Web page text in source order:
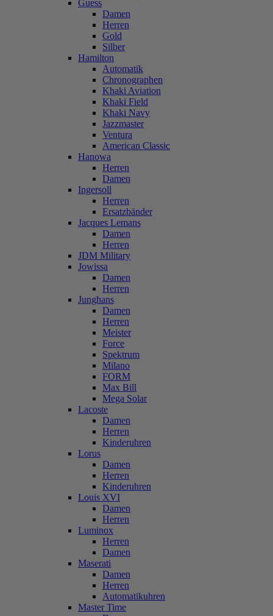
Guess
Damen
Herren
Gold
Silber
Hamilton
Automatik
Chronographen
Khaki Aviation
Khaki Field
Khaki Navy
Jazzmaster
Ventura
American Classic
Hanowa
Herren
Damen
Ingersoll
Herren
Ersatzbänder
Jacques Lemans
Damen
Herren
JDM Military
Jowissa
Damen
Herren
Junghans
Damen
Herren
Meister
Force
Spektrum
Milano
FORM
Max Bill
Mega Solar
Lacoste
Damen
Herren
Kinderuhren
Lorus
Damen
Herren
Kinderuhren
Louis XVI
Damen
Herren
Luminox
Herren
Damen
Maserati
Damen
Herren
Automatikuhren
Master Time